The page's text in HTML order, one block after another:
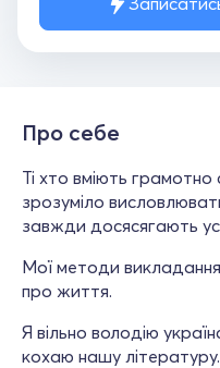
Про себе
Ті хто вміють грамотно
зрозуміло
завжди досясягають
Мої методи
про життя.
Я вільно володію
кохаю нашу літературу.